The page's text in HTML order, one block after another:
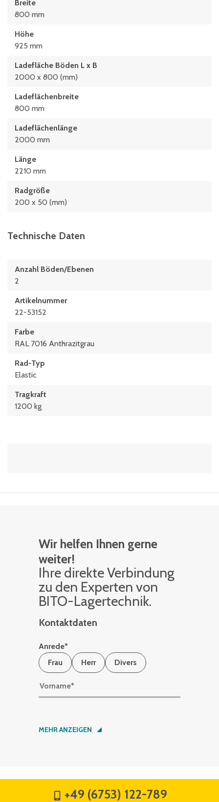
Breite
800 mm
Höhe
925 mm
Ladefläche Böden L x B
2000 x 800 (mm)
Ladeflächenbreite
800 mm
Ladeflächenlänge
2000 mm
Länge
2210 mm
Radgröße
200 x 50 (mm)
Technische Daten
Anzahl Böden/Ebenen
2
Artikelnummer
22-53152
Farbe
RAL 7016 Anthrazitgrau
Rad-Typ
Elastic
Tragkraft
1200 kg
Wir helfen Ihnen gerne
weiter!
Ihre di­rek­te Ver­bin­dung
zu den Ex­per­ten von
BITO-La­ger­tech­nik.
Kontaktdaten
Anrede*
Frau
Herr Divers
Vorname*
Nachname*
MEHR ANZEIGEN
+49 (6753) 122-789